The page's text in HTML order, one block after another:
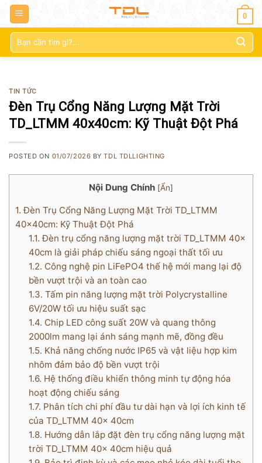
0
Tìm
kiếm:
TIN TỨC
Đèn Trụ Cổng Năng Lượng Mặt Trời
TD_LTMM 40x40cm: Kỹ Thuật Đột Phá
POSTED ON 01/07/2026 BYTDL TDLLIGHTING
Nội Dung Chính [Ẩn]
1. Đèn Trụ Cổng Năng Lượng Mặt Trời TD_LTMM
40x40cm: Kỹ Thuật Đột Phá
1.1. Đèn trụ cổng năng lượng mặt trời TD_LTMM 40x
40cm là giải pháp chiếu sáng ngoại thất tối ưu
1.2. Công nghệ pin LiFePO4 thế hệ mới mang lại độ
bền vượt trội và an toàn cao
1.3. Tấm pin năng lượng mặt trời Polycrystalline
6V/20W tối ưu hiệu suất sạc
1.4. Chip LED công suất 20W và quang thông
2000lm mang lại ánh sáng mạnh mẽ, đồng đều
1.5. Khả năng chống nước IP65 và vật liệu hợp kim
nhôm đảm bảo độ bền vượt trội
1.6. Hệ thống điều khiển thông minh tự động hóa
hoạt động chiếu sáng
1.7. Phân tích chi phí đầu tư dài hạn và lợi ích kinh tế
của TD_LTMM 40x 40cm
1.8. Hướng dẫn lắp đặt đèn trụ cổng năng lượng mặt
trời TD_LTMM 40x 40cm hiệu quả